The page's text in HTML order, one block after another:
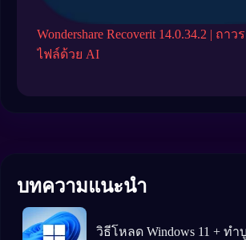
Wondershare Recoverit 14.0.34.2 | ถา
ไฟล์ด้วย AI
บทความแนะนำ
วิธีโหลด Windows 11 + ทำ